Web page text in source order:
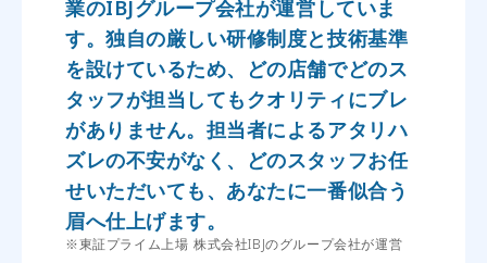
業のIBJグループ会社が運営していま
す。独自の厳しい研修制度と技術基準
を設けているため、どの店舗でどのス
タッフが担当してもクオリティにブレ
がありません。担当者によるアタリハ
ズレの不安がなく、どのスタッフお任
せいただいても、あなたに一番似合う
眉へ仕上げます。
※東証プライム上場 株式会社IBJのグループ会社が運営